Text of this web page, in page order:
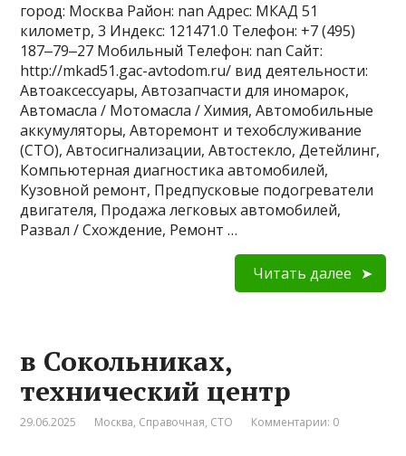
город: Москва Район: nan Адрес: МКАД 51
километр, 3 Индекс: 121471.0 Телефон: +7 (495)
187‒79‒27 Мобильный Телефон: nan Сайт:
http://mkad51.gac-avtodom.ru/ вид деятельности:
Автоаксессуары, Автозапчасти для иномарок,
Автомасла / Мотомасла / Химия, Автомобильные
аккумуляторы, Авторемонт и техобслуживание
(СТО), Автосигнализации, Автостекло, Детейлинг,
Компьютерная диагностика автомобилей,
Кузовной ремонт, Предпусковые подогреватели
двигателя, Продажа легковых автомобилей,
Развал / Схождение, Ремонт …
Читать далее
в Сокольниках,
технический центр
29.06.2025 Москва, Справочная, СТО Комментарии: 0